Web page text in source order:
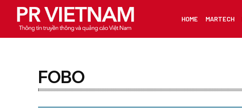
HOME MARTECH
FOBO